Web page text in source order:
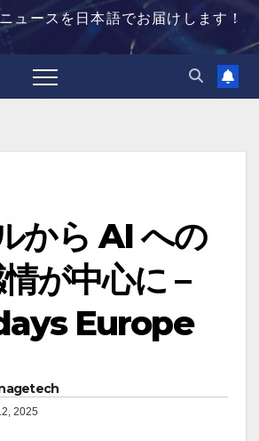
ュースを日本語でお届けします！
から AI への
が中心に –
Europe
2025